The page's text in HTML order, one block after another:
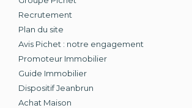
Recrutement
Plan du site
Avis Pichet : notre engagement
Promoteur Immobilier
Guide Immobilier
Dispositif Jeanbrun
Achat Maison